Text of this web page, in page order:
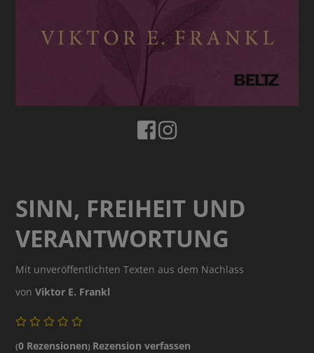
SINN, FREIHEIT UND
VERANTWORTUNG
Mit unveröffentlichten Texten aus dem Nachlass
vonViktor E. Frankl
(0 Rezensionen) Rezension verfassen